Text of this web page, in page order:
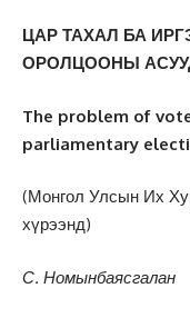
ЦАР ТАХАЛ БА
ОРОЛЦООНЫ
The problem of
parliamentary
(Монгол Улсын Их
хүрээнд)
С. Номынбаясгалан